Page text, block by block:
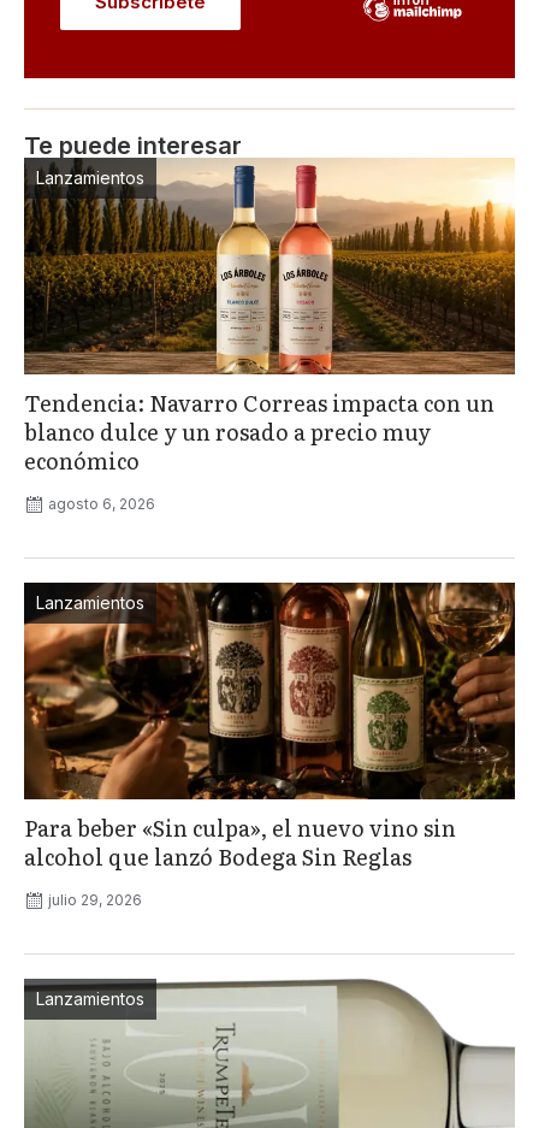
Te puede interesar
Lanzamientos
Tendencia: Navarro Correas impacta con un
blanco dulce y un rosado a precio muy
económico
agosto 6, 2026
Lanzamientos
Para beber «Sin culpa», el nuevo vino sin
alcohol que lanzó Bodega Sin Reglas
julio 29, 2026
Lanzamientos